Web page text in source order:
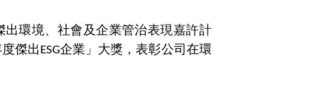
出環境、社會及企業管治表現嘉許計
傑出ESG企業」大獎，表彰公司在環